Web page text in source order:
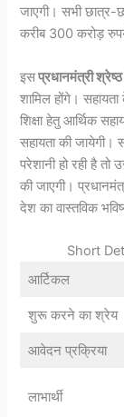
जाएगी। सभी छात्र-
करीब 300 करोड़
इसप्रधानमंत्री
शामिल होंगे।
शिक्षा हेतु आर्थिक
सहायता की जायेगी।
परेशानी हो रही है
की जाएगी।
देश का वास्तविक
Short
आर्टिकल
शुरू करने का श्रेय
आवेदन प्रक्रिया
लाभार्थी